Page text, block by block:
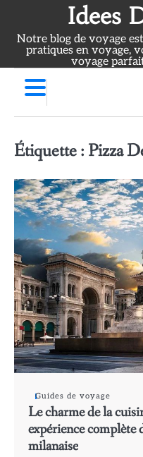
content
Idees
Notre blog de voyage
pratiques en voyage,
voyage
Étiquette : Pizza
Guides de voyage
Le charme de la
expérience
milanaise